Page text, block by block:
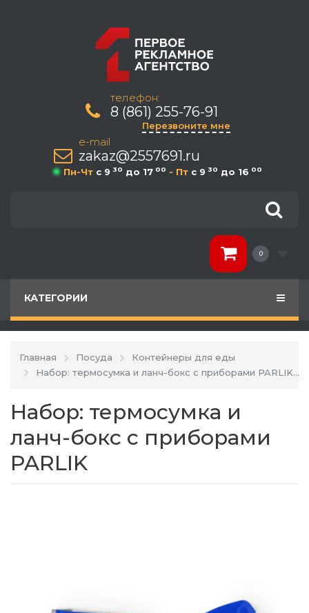
телефон:
8 (861) 255-76-91
Перезвоните мне
e-mail
zakaz@2557691.ru
Пн-Чт c 9 30 до 17 00 - Пт c 9 30 до 16 00
0
КАТЕГОРИИ
Главная Посуда
Контейнеры для еды
Набор: термосумка и ланч-бокс с приборами PARLIK
Набор: термосумка и
ланч-бокс с приборами
PARLIK